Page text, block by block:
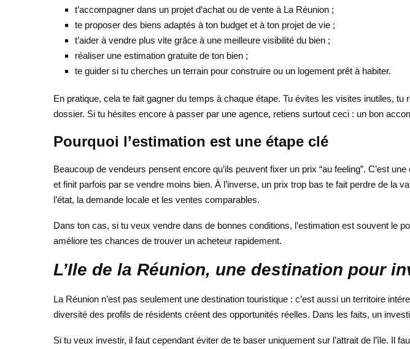
t’accompagner dans un projet d’achat ou de vente à La Réunion ;
te proposer des biens adaptés à ton budget et à ton projet de vie ;
t’aider à vendre plus vite grâce à une meilleure visibilité du bien ;
réaliser une estimation gratuite de ton bien ;
te guider si tu cherches un terrain pour construire ou un logement prêt à habiter.
En pratique, cela te fait gagner du temps à chaque étape. Tu évites les visites inutiles,
dossier. Si tu hésites encore à passer par une agence, retiens surtout ceci : un bon
Pourquoi l’estimation est une étape clé
Beaucoup de vendeurs pensent encore qu’ils peuvent fixer un prix “au feeling”. C’est
et finit parfois par se vendre moins bien. À l’inverse, un prix trop bas te fait perdre de la
l’état, la demande locale et les ventes comparables.
Dans ton cas, si tu veux vendre dans de bonnes conditions, l’estimation est souvent le
améliore tes chances de trouver un acheteur rapidement.
L’Ile de la Réunion, une destination pour
La Réunion n’est pas seulement une destination touristique : c’est aussi un territoire
diversité des profils de résidents créent des opportunités réelles. Dans les faits, un
Si tu veux investir, il faut cependant éviter de te baser uniquement sur l’attrait de l’île. Il